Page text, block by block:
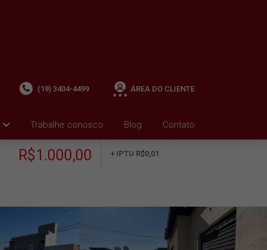
Trabalhe conosco Blog Contato
(19) 3404-4499 ÁREA DO CLIENTE
R$1.000,00
+ IPTU R$0,01